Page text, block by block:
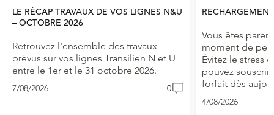
LE RÉCAP TRAVAUX DE VOS LIGNES N&U
– OCTOBRE 2026
Retrouvez l'ensemble des travaux
prévus sur vos lignes Transilien N et U
entre le 1er et le 31 octobre 2026.
7/08/2026 0
Vous êtes
moment de
Évitez le stress
pouvez
forfait dès
4/08/2026